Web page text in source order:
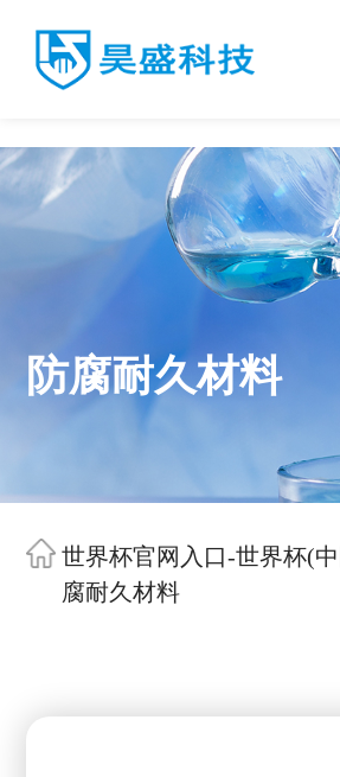
防腐耐久材料
世界杯官网入口-世界杯(
腐耐久材料